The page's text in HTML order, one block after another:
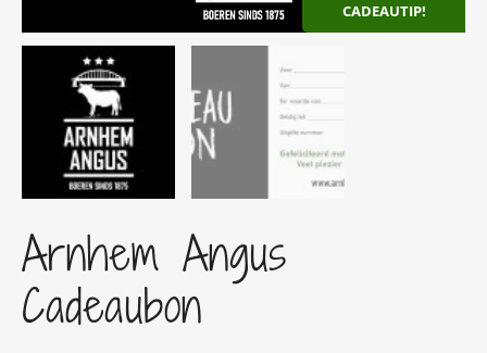
CADEAUTIP!
Arnhem Angus
Cadeaubon